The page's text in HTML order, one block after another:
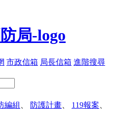
市政信箱 局長信箱 進階搜尋
編組 防護計畫 119報案